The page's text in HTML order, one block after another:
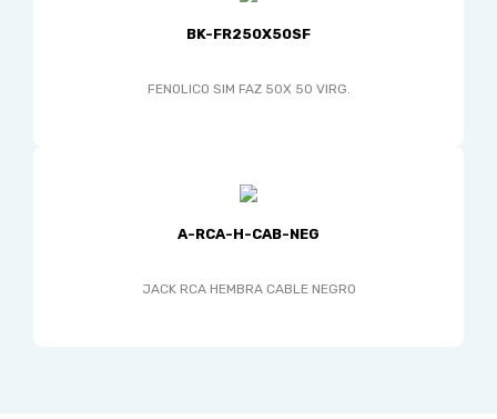
BK-FR250X50SF
FENOLICO SIM FAZ 50X 50 VIRG.
A-RCA-H-CAB-NEG
JACK RCA HEMBRA CABLE NEGRO